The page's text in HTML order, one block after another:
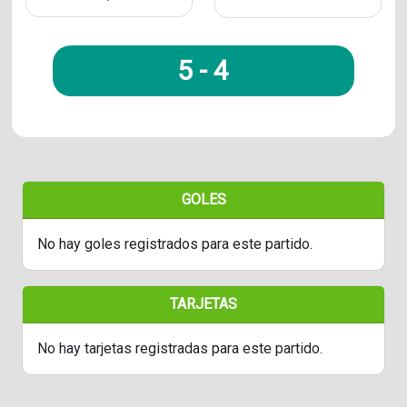
5 -4
GOLES
No hay goles registrados para este partido.
TARJETAS
No hay tarjetas registradas para este partido.